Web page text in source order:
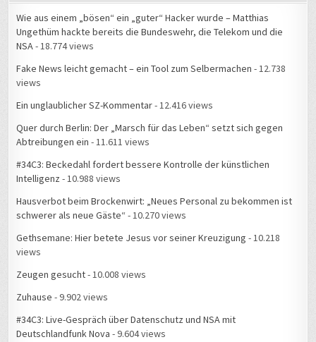
Wie aus einem „bösen“ ein „guter“ Hacker wurde – Matthias
Ungethüm hackte bereits die Bundeswehr, die Telekom und die
NSA- 18.774 views
Fake News leicht gemacht – ein Tool zum Selbermachen - 12.738
views
Ein unglaublicher SZ-Kommentar- 12.416 views
Quer durch Berlin: Der „Marsch für das Leben“ setzt sich gegen
Abtreibungen ein - 11.611 views
#34C3: Beckedahl fordert bessere Kontrolle der künstlichen
Intelligenz - 10.988 views
Hausverbot beim Brockenwirt: „Neues Personal zu bekommen ist
schwerer als neue Gäste“ - 10.270 views
Gethsemane: Hier betete Jesus vor seiner Kreuzigung - 10.218
views
Zeugen gesucht- 10.008 views
Zuhause - 9.902 views
#34C3: Live-Gespräch über Datenschutz und NSA mit
Deutschlandfunk Nova - 9.604 views